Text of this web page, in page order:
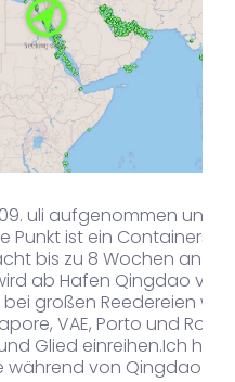
uli aufgenommen und
Punkt ist ein
bis zu 8 Wochen an
ab Hafen Qingdao
großen Reedereien wie
VAE, Porto und
Glied einreihen.Ich
während von Qingdao